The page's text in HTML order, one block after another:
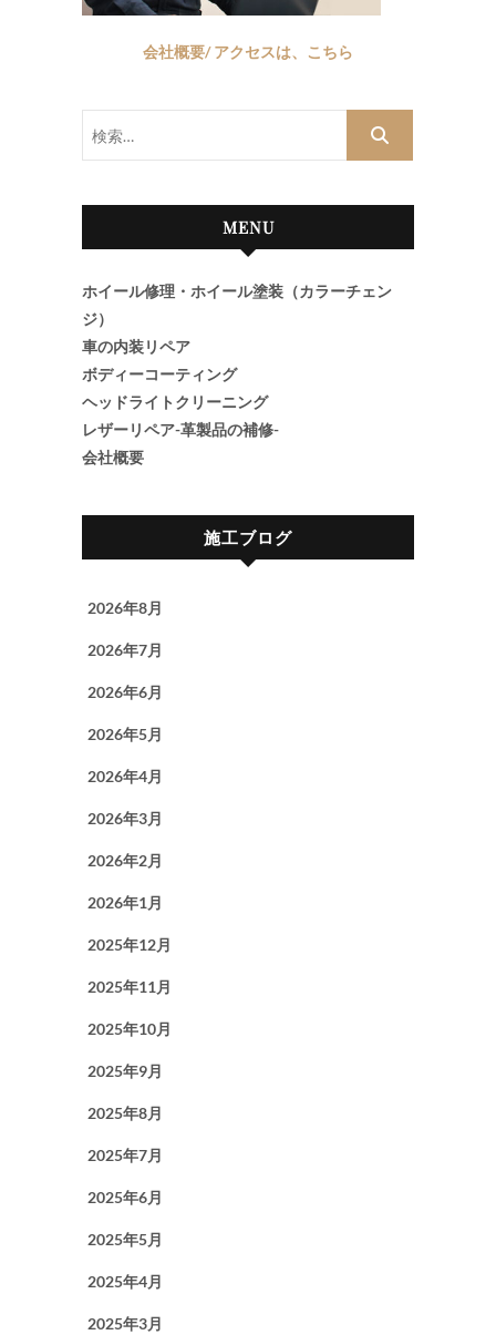
会社概要/ アクセスは、こちら
MENU
ホイール修理・ホイール塗装（カラーチェン
ジ）
車の内装リペア
ボディーコーティング
ヘッドライトクリーニング
レザーリペア-革製品の補修-
会社概要
施工ブログ
2026年8月
2026年7月
2026年6月
2026年5月
2026年4月
2026年3月
2026年2月
2026年1月
2025年12月
2025年11月
2025年10月
2025年9月
2025年8月
2025年7月
2025年6月
2025年5月
2025年4月
2025年3月